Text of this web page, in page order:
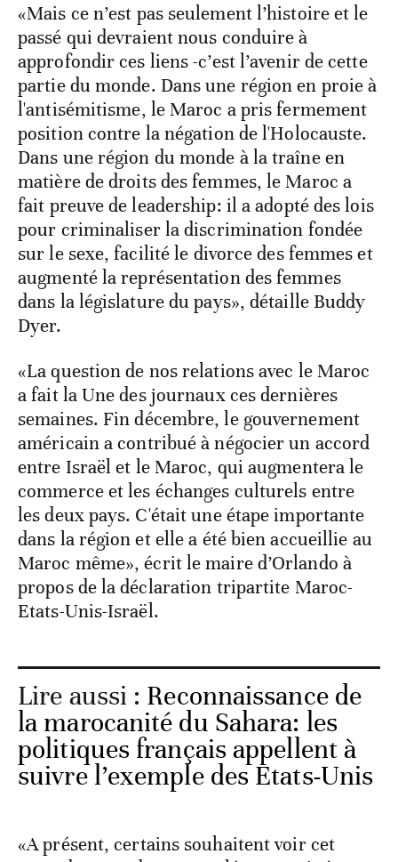
«Mais ce n’est pas seulement l’histoire et le
passé qui devraient nous conduire à
approfondir ces liens -c’est l’avenir de cette
partie du monde. Dans une région en proie à
l'antisémitisme, le Maroc a pris fermement
position contre la négation de l'Holocauste.
Dans une région du monde à la traîne en
matière de droits des femmes, le Maroc a
fait preuve de leadership: il a adopté des lois
pour criminaliser la discrimination fondée
sur le sexe, facilité le divorce des femmes et
augmenté la représentation des femmes
dans la législature du pays», détaille Buddy
Dyer.
«La question de nos relations avec le Maroc
a fait la Une des journaux ces dernières
semaines. Fin décembre, le gouvernement
américain a contribué à négocier un accord
entre Israël et le Maroc, qui augmentera le
commerce et les échanges culturels entre
les deux pays. C'était une étape importante
dans la région et elle a été bien accueillie au
Maroc même», écrit le maire d’Orlando à
propos de la déclaration tripartite Maroc-
Etats-Unis-Israël.
Lire aussi : Reconnaissance de
la marocanité du Sahara: les
politiques français appellent à
suivre l’exemple des Etats-Unis
«A présent, certains souhaitent voir cet